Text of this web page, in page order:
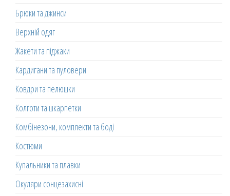
Брюки та джинси
Верхній одяг
Жакети та піджаки
Кардигани та пуловери
Ковдри та пелюшки
Колготи та шкарпетки
Комбінезони, комплекти та боді
Костюми
Купальники та плавки
Окуляри сонцезахисні